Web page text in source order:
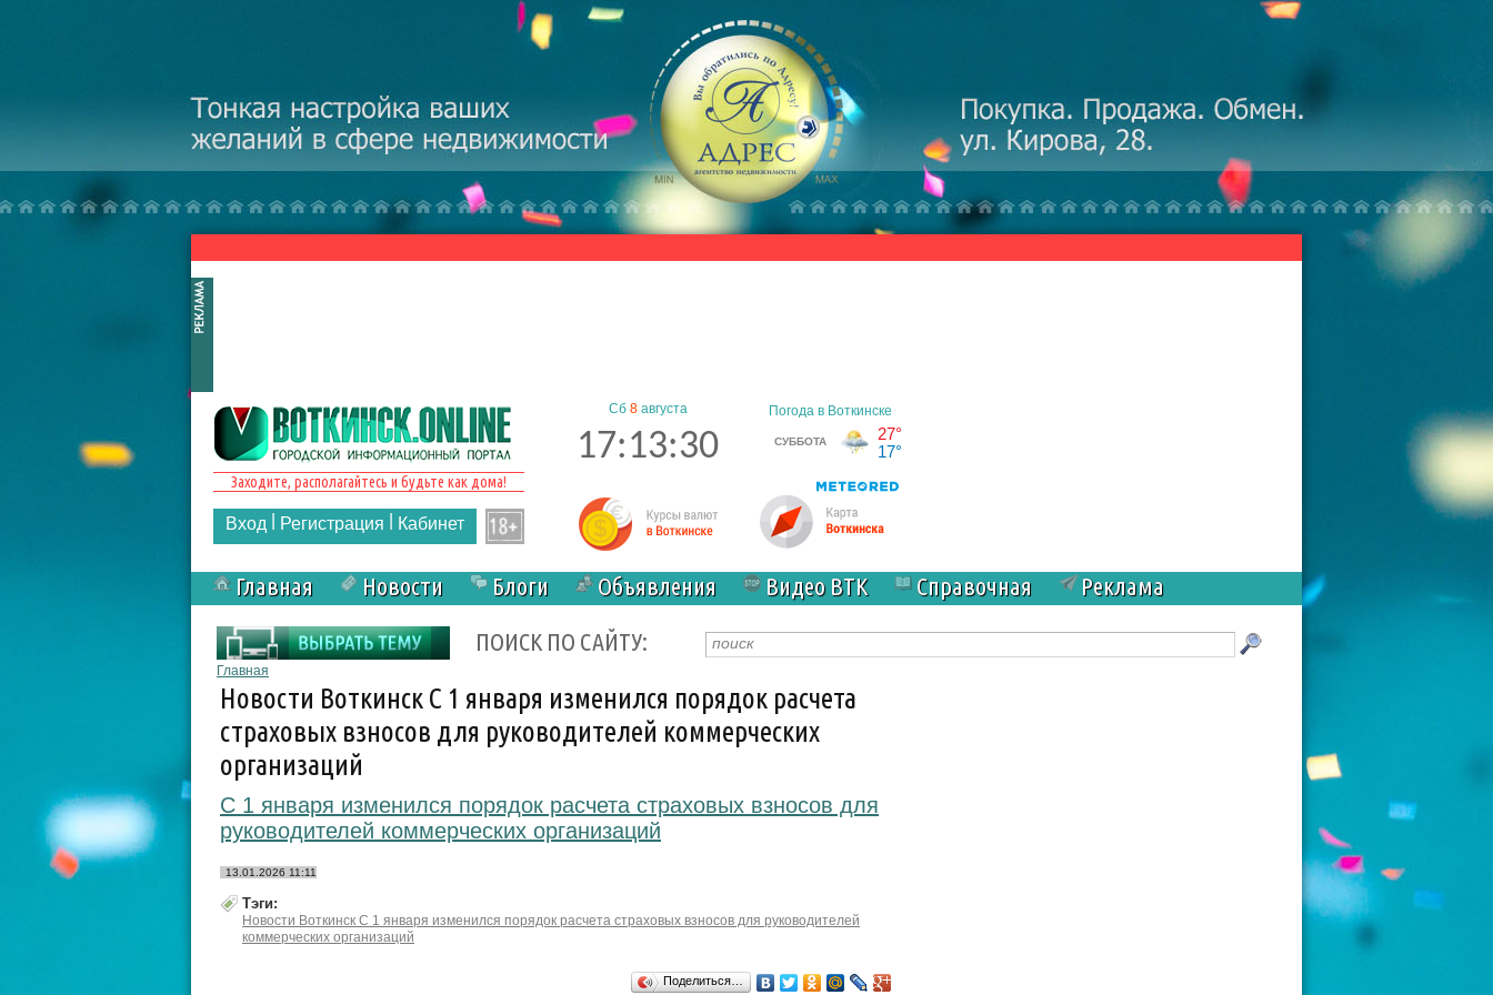
Заходите, располагайтесь и будьте как дома!
Вход Регистрация Кабинет
Сб 8августа
17:13:31
Главная Новости Блоги Объявления Видео ВТК Справочная
Реклама
ПОИСК ПО САЙТУ:
Форма поиска
Вы здесь
Главная
Новости Воткинск С 1 января изменился порядок расчета
страховых взносов для руководителей коммерческих
организаций
С 1 января изменился порядок расчета страховых взносов для
руководителей коммерческих организаций
13.01.2026 11:11
Тэги:
Новости Воткинск С 1 января изменился порядок расчета страховых взносов для руководителей
коммерческих организаций
Поделиться…